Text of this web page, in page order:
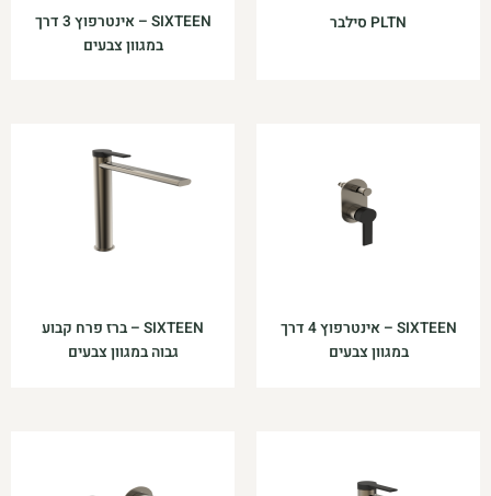
PLTN סילבר
SIXTEEN – אינטרפוץ 3 דרך
במגוון צבעים
SIXTEEN – אינטרפוץ 4 דרך
במגוון צבעים
SIXTEEN – ברז פרח קבוע
גבוה במגוון צבעים